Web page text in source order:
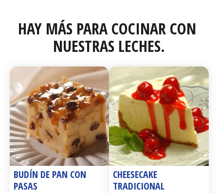
HAY MÁS PARA COCINAR CON
NUESTRAS LECHES.
BUDÍN DE PAN CON
PASAS
CHEESECAKE
TRADICIONAL